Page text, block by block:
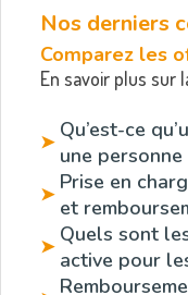
Nos derniers
Comparez les
En savoir plus sur
➤ Qu’est-ce
une
➤ Prise en
et
➤ Quels sont
active pour